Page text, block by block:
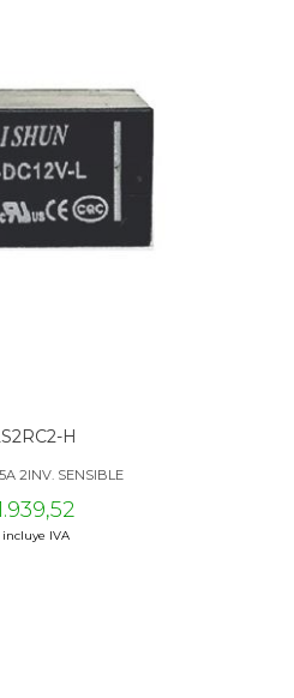
H
2INV. SENSIBLE
incluye IVA